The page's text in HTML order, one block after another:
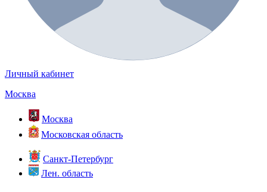
Личный кабинет
Москва
Москва
Московская область
Санкт-Петербург
Лен. область